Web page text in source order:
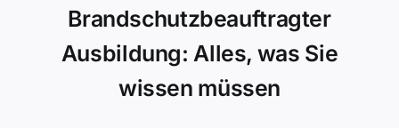
Brandschutzbeauftragter
Ausbildung: Alles, was Sie
wissen müssen